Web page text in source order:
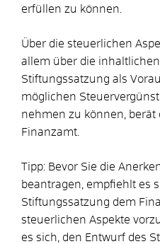
erfüllen zu können.
Über die steuerlichen
allem über die
Stiftungssatzung als
möglichen
nehmen zu können, berät
Finanzamt.
Tipp: Bevor Sie die
beantragen, empfiehlt es
Stiftungssatzung dem
steuerlichen Aspekte
es sich, den Entwurf des